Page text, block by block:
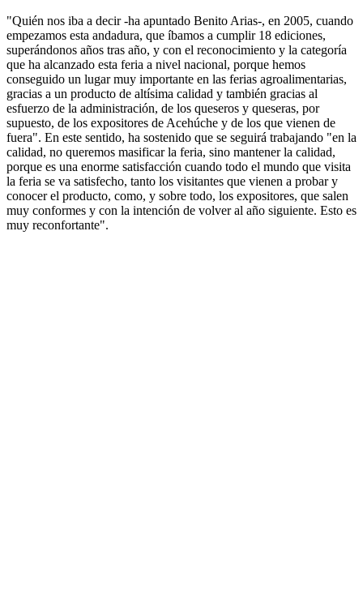
"Quién nos iba a decir -ha apuntado Benito Arias-, en 2005, cuando
empezamos esta andadura, que íbamos a cumplir 18 ediciones,
superándonos años tras año, y con el reconocimiento y la categoría
que ha alcanzado esta feria a nivel nacional, porque hemos
conseguido un lugar muy importante en las ferias agroalimentarias,
gracias a un producto de altísima calidad y también gracias al
esfuerzo de la administración, de los queseros y queseras, por
supuesto, de los expositores de Acehúche y de los que vienen de
fuera". En este sentido, ha sostenido que se seguirá trabajando "en la
calidad, no queremos masificar la feria, sino mantener la calidad,
porque es una enorme satisfacción cuando todo el mundo que visita
la feria se va satisfecho, tanto los visitantes que vienen a probar y
conocer el producto, como, y sobre todo, los expositores, que salen
muy conformes y con la intención de volver al año siguiente. Esto es
muy reconfortante".